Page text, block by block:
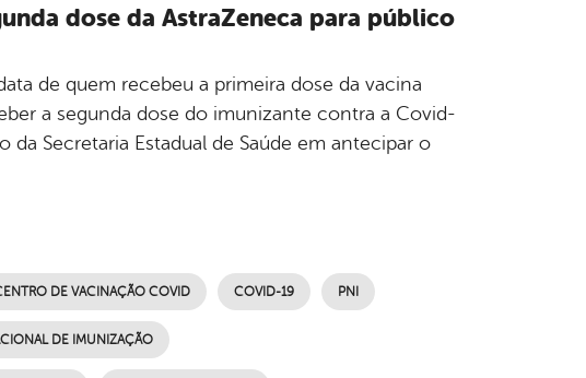
dose da AstraZeneca para público
de quem recebeu a primeira dose da vacina
a segunda dose do imunizante contra a Covid-
Secretaria Estadual de Saúde em antecipar o
DE VACINAÇÃO COVID COVID-19 PNI
DE IMUNIZAÇÃO